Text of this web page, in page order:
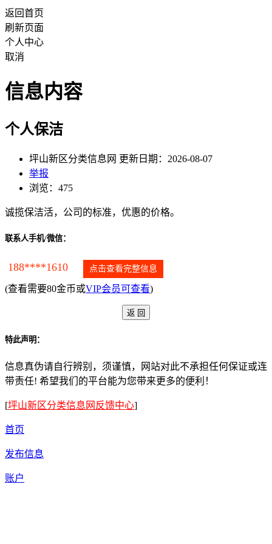
返回首页
刷新页面
个人中心
取消
信息内容
个人保洁
坪山新区分类信息网 更新日期：2026-08-07
举报
浏览：475
诚揽保洁活，公司的标准，优惠的价格。
联系人手机/微信：
188****1610 点击查看完整信息
(查看需要80金币或VIP会员可查看)
特此声明：
信息真伪请自行辨别，须谨慎，网站对此不承担任何保证或连
带责任! 希望我们的平台能为您带来更多的便利！
[坪山新区分类信息网反馈中心]
首页
发布信息
账户